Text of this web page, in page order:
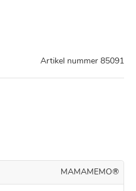
Artikel nummer 85091
MAMAMEMO®